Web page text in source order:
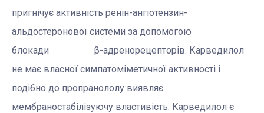
пригнічує активність ренін-ангіотензин-
альдостеронової системи за допомогою
блокади β-адренорецепторів. Карведилол
не має власної симпатоміметичної активності і
подібно до пропранололу виявляє
мембраностабілізуючу властивість. Карведилол є